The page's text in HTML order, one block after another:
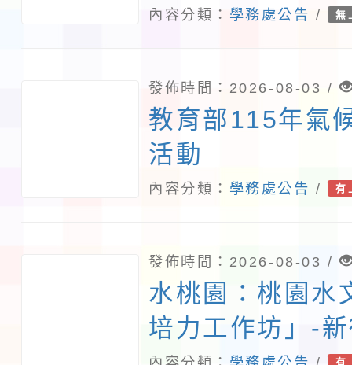
師生及家長參與
運動
內容分類： 學務處公告 / 無
發佈時間：2026-08-03 /
教育部115年氣
活動
內容分類： 學務處公告 / 有
發佈時間：2026-08-03 /
水桃園：桃園水
培力工作坊」-
有